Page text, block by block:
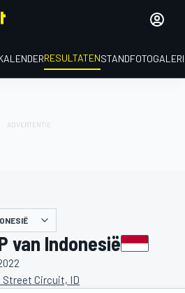
RESULTATENSTAND
van Indonesië
Street Circuit, ID